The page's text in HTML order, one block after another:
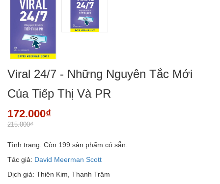
Viral 24/7 - Những Nguyên Tắc Mới
Của Tiếp Thị Và PR
172.000₫
215.000₫
Tình trạng: Còn 199 sản phẩm có sẵn.
Tác giả: David Meerman Scott
Dịch giả: Thiên Kim, Thanh Trâm